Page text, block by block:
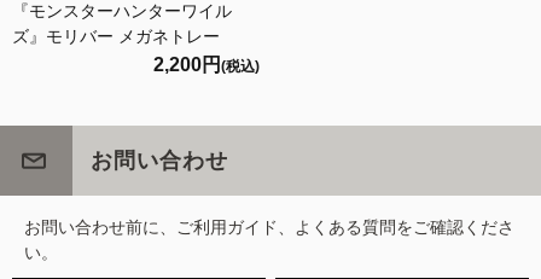
『モンスターハンターワイル
ズ』モリバー メガネトレー
2,200円 (税込)
お問い合わせ
お問い合わせ前に、ご利用ガイド、よくある質問をご確認くださ
い。